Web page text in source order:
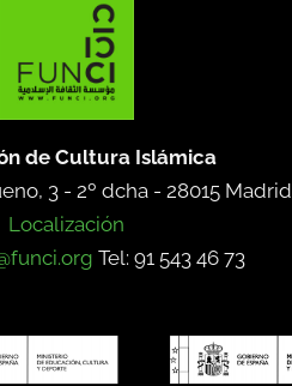
de Cultura Islámica
3 - 2º dcha - 28015 Madrid
Localización
Tel: 91 543 46 73